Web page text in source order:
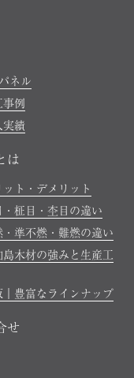
ネル
事例
実績
は
ット・デメリット
・柾目・杢目の違い
・準不燃・難燃の違い
島木材の強みと生産工
｜豊富なラインナップ
せ